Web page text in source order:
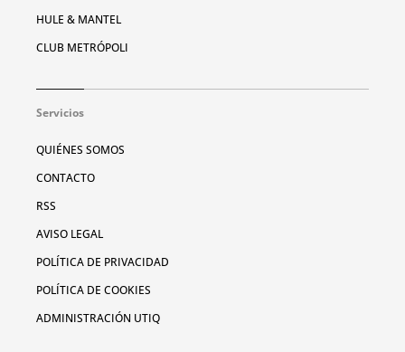
HULE & MANTEL
CLUB METRÓPOLI
Servicios
QUIÉNES SOMOS
CONTACTO
RSS
AVISO LEGAL
POLÍTICA DE PRIVACIDAD
POLÍTICA DE COOKIES
ADMINISTRACIÓN UTIQ